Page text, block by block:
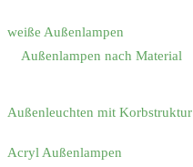
weiße Außenlampen
Außenlampen nach Material
Außenleuchten mit Korbstruktur
Acryl Außenlampen